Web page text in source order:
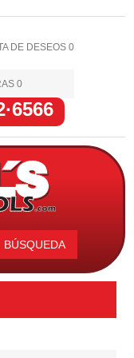
DE DESEOS 0
0
BÚSQUEDA